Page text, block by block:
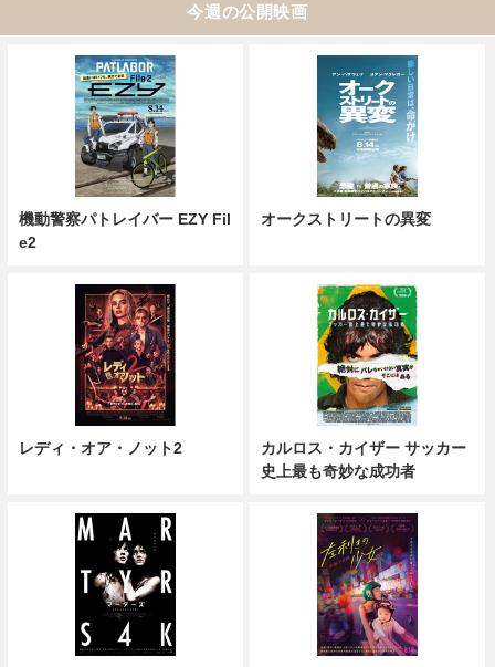
今週の公開映画
機動警察パトレイバー EZY Fil
e2
オークストリートの異変
レディ・オア・ノット2
カルロス・カイザー サッカー
史上最も奇妙な成功者